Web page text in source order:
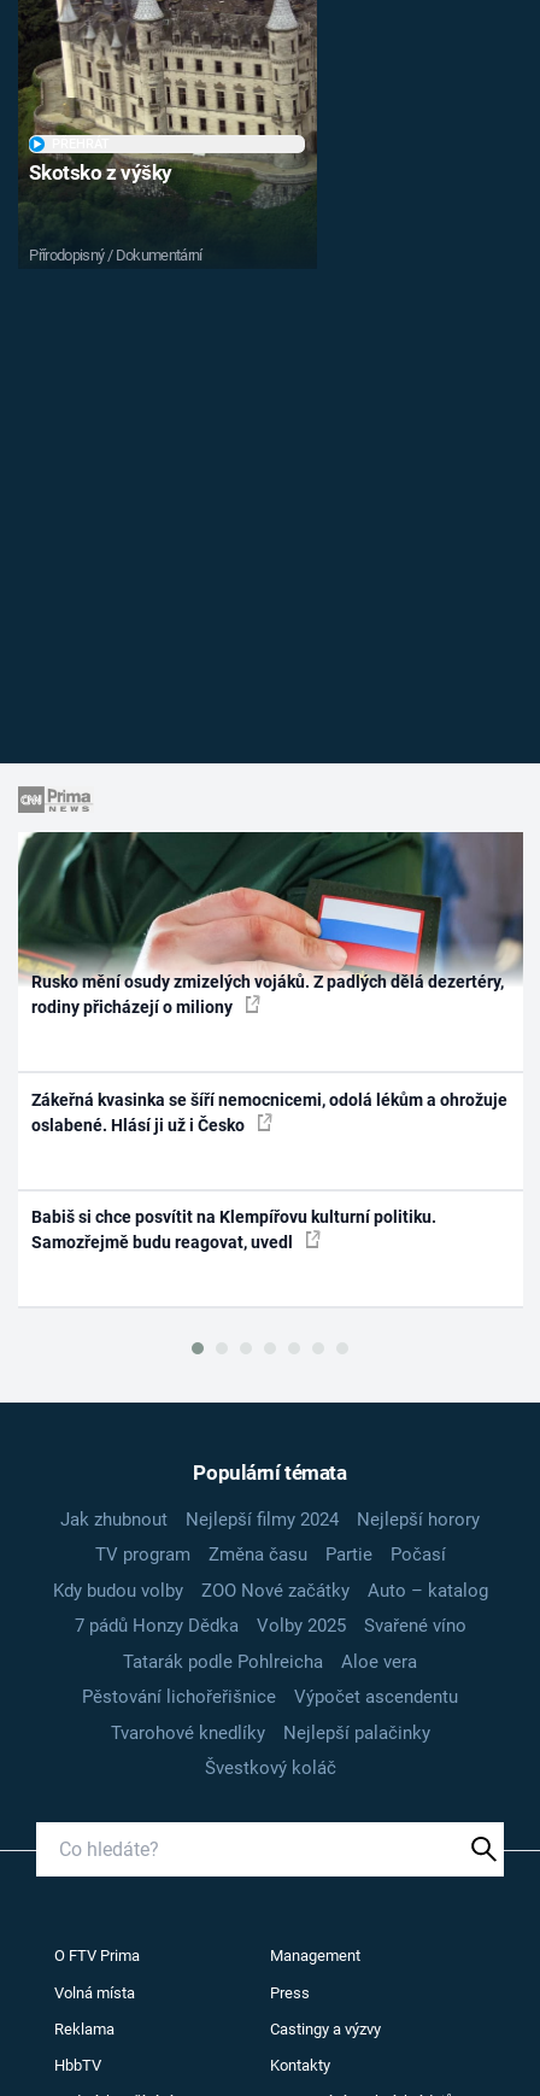
Skotsko z výšky
Přírodopisný / Dokumentární
Rusko mění osudy zmizelých vojáků. Z padlých dělá dezertéry,
rodiny přicházejí o miliony
Zákeřná kvasinka se šíří nemocnicemi, odolá lékům a ohrožuje
oslabené. Hlásí ji už i Česko
Babiš si chce posvítit na Klempířovu kulturní politiku.
Samozřejmě budu reagovat, uvedl
Populární témata
Jak zhubnout Nejlepší filmy 2024
Nejlepší horory
TV program
Změna času Partie
Počasí
Kdy budou volby
ZOO Nové začátky
Auto – katalog
7 pádů Honzy Dědka
Volby 2025
Svařené víno
Tatarák podle Pohlreicha
Aloe vera
Pěstování lichořeřišnice
Výpočet ascendentu
Tvarohové knedlíky
Nejlepší palačinky
Švestkový koláč
O FTV Prima Management
Volná místa Press
Reklama Castingy a výzvy
HbbTV Kontakty